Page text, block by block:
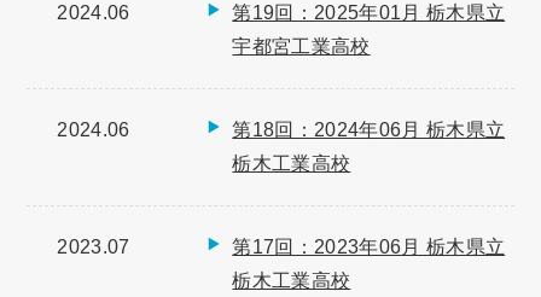
2024.06
第19回：2025年01月 栃木県立
宇都宮工業高校
2024.06
第18回：2024年06月 栃木県立
栃木工業高校
2023.07
第17回：2023年06月 栃木県立
栃木工業高校